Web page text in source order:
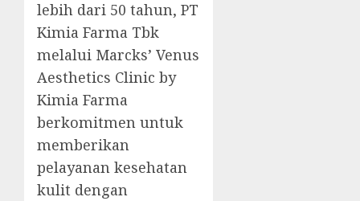
lebih dari 50 tahun, PT
Kimia Farma Tbk
melalui Marcks’ Venus
Aesthetics Clinic by
Kimia Farma
berkomitmen untuk
memberikan
pelayanan kesehatan
kulit dengan